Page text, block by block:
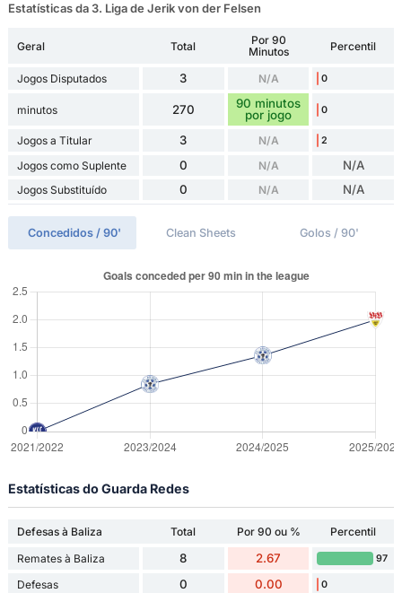
Estatísticas da 3. Liga de Jerik von der Felsen
Geral Total
Por 90
Minutos
Percentil
Jogos Disputados 3 N/A 0
minutos 270
90 minutos
por jogo
0
Jogos a Titular 3 N/A 2
Jogos como Suplente 0 N/A N/A
Jogos Substituído 0 N/A N/A
Concedidos / 90' Clean Sheets Golos / 90'
Estatísticas do Guarda Redes
Defesas à Baliza Total Por 90 ou %
Percentil
Remates à Baliza
8 2.67 97
Defesas 0 0.00 0